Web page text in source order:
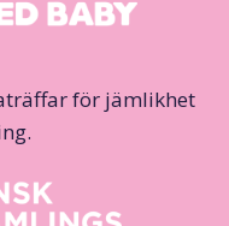
för jämlikhet